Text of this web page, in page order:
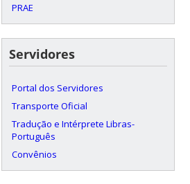
PRAE
Servidores
Portal dos Servidores
Transporte Oficial
Tradução e Intérprete Libras-
Português
Convênios